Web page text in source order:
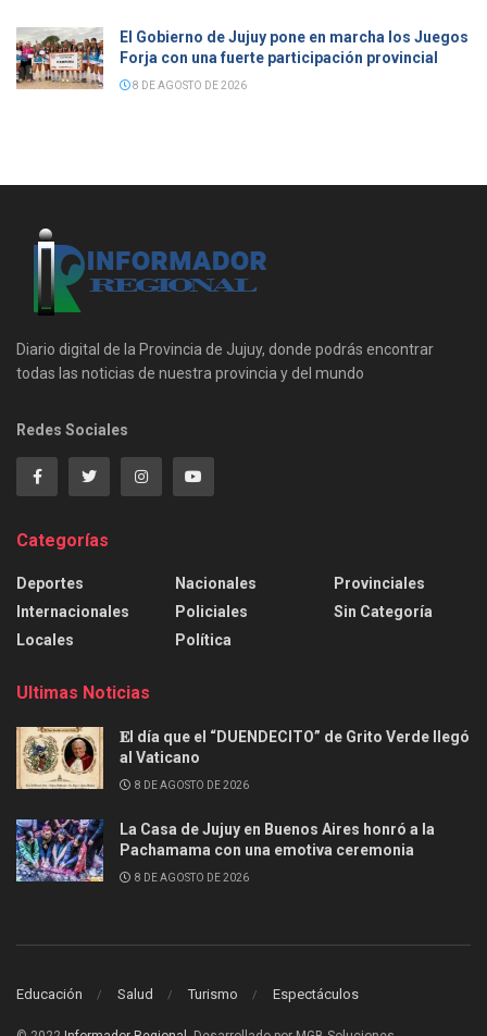
El Gobierno de Jujuy pone en marcha los Juegos
Forja con una fuerte participación provincial
8 DE AGOSTO DE 2026
Diario digital de la Provincia de Jujuy, donde podrás encontrar
todas las noticias de nuestra provincia y del mundo
Redes Sociales
Categorías
Deportes
Internacionales
Locales
Nacionales
Policiales
Política
Provinciales
Sin Categoría
Ultimas Noticias
𝐄l día que el “DUENDECITO” de Grito Verde llegó
al Vaticano
8 DE AGOSTO DE 2026
La Casa de Jujuy en Buenos Aires honró a la
Pachamama con una emotiva ceremonia
8 DE AGOSTO DE 2026
Educación Salud Turismo Espectáculos